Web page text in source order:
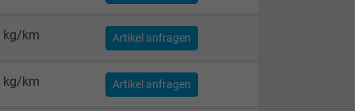
kg/km Artikel anfragen
kg/km Artikel anfragen